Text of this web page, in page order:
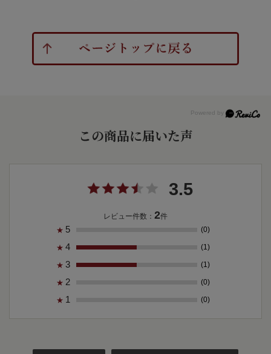
この商品に届いた声
3.5
レビュー件数： 2件
★ 5 (0)
★ 4 (1)
★ 3 (1)
★ 2 (0)
★ 1 (0)